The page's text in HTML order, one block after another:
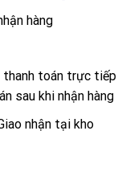
hàng
thanh toán trực tiếp
sau khi nhận hàng
nhận tại kho